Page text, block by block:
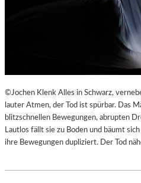
©Jochen Klenk Alles in Schwarz,
lauter Atmen, der Tod ist spürbar. Das
blitzschnellen Bewegungen, abrupten
Lautlos fällt sie zu Boden und bäumt
ihre Bewegungen dupliziert. Der Tod